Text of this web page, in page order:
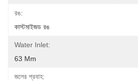
রঙ:
কাস্টমাইজড রঙ
Water Inlet:
63 Mm
জলের প্রবাহ: